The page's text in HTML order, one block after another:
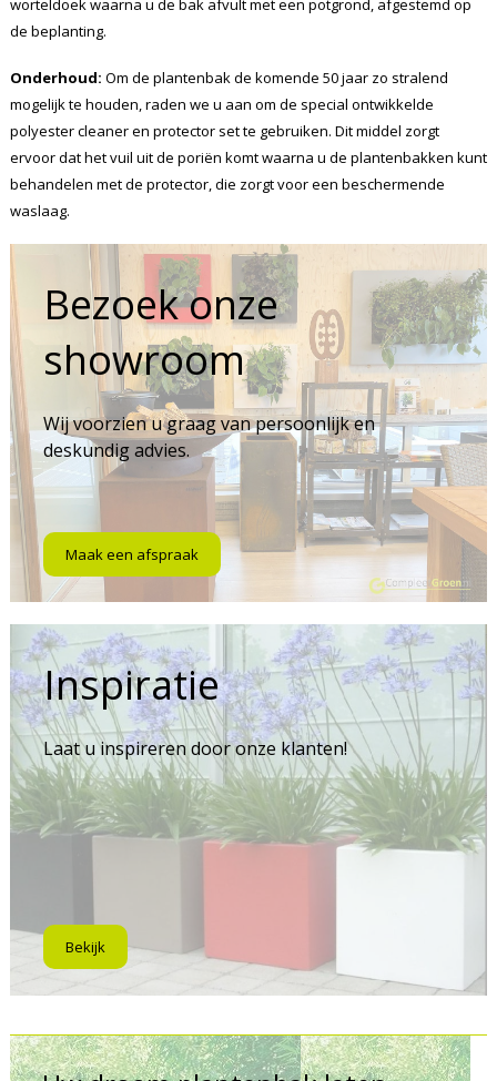
worteldoek waarna u de bak afvult met een potgrond, afgestemd op
de beplanting.
Onderhoud: Om de plantenbak de komende 50 jaar zo stralend
mogelijk te houden, raden we u aan om de special ontwikkelde
polyester cleaner en protector set te gebruiken. Dit middel zorgt
ervoor dat het vuil uit de poriën komt waarna u de plantenbakken kunt
behandelen met de protector, die zorgt voor een beschermende
waslaag.
Bezoek onze
showroom
Wij voorzien u graag van persoonlijk en
deskundig advies.
Maak een afspraak
Inspiratie
Laat u inspireren door onze klanten!
Bekijk